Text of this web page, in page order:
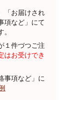
「お届けされ
項など」にて
１件づつご注
はお受けでき
事項など」に